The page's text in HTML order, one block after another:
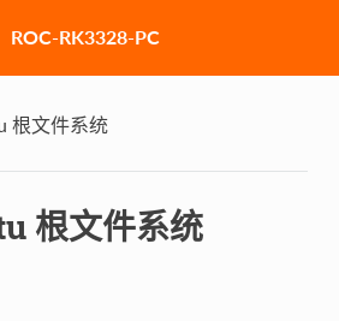
ROC-RK3328-PC
根文件系统
根文件系统